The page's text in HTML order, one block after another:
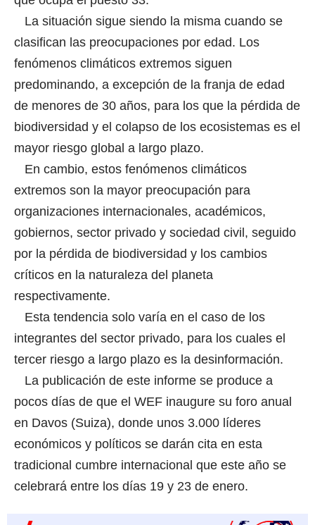
La situación sigue siendo la misma cuando se
clasifican las preocupaciones por edad. Los
fenómenos climáticos extremos siguen
predominando, a excepción de la franja de edad
de menores de 30 años, para los que la pérdida de
biodiversidad y el colapso de los ecosistemas es el
mayor riesgo global a largo plazo.
En cambio, estos fenómenos climáticos
extremos son la mayor preocupación para
organizaciones internacionales, académicos,
gobiernos, sector privado y sociedad civil, seguido
por la pérdida de biodiversidad y los cambios
críticos en la naturaleza del planeta
respectivamente.
Esta tendencia solo varía en el caso de los
integrantes del sector privado, para los cuales el
tercer riesgo a largo plazo es la desinformación.
La publicación de este informe se produce a
pocos días de que el WEF inaugure su foro anual
en Davos (Suiza), donde unos 3.000 líderes
económicos y políticos se darán cita en esta
tradicional cumbre internacional que este año se
celebrará entre los días 19 y 23 de enero.